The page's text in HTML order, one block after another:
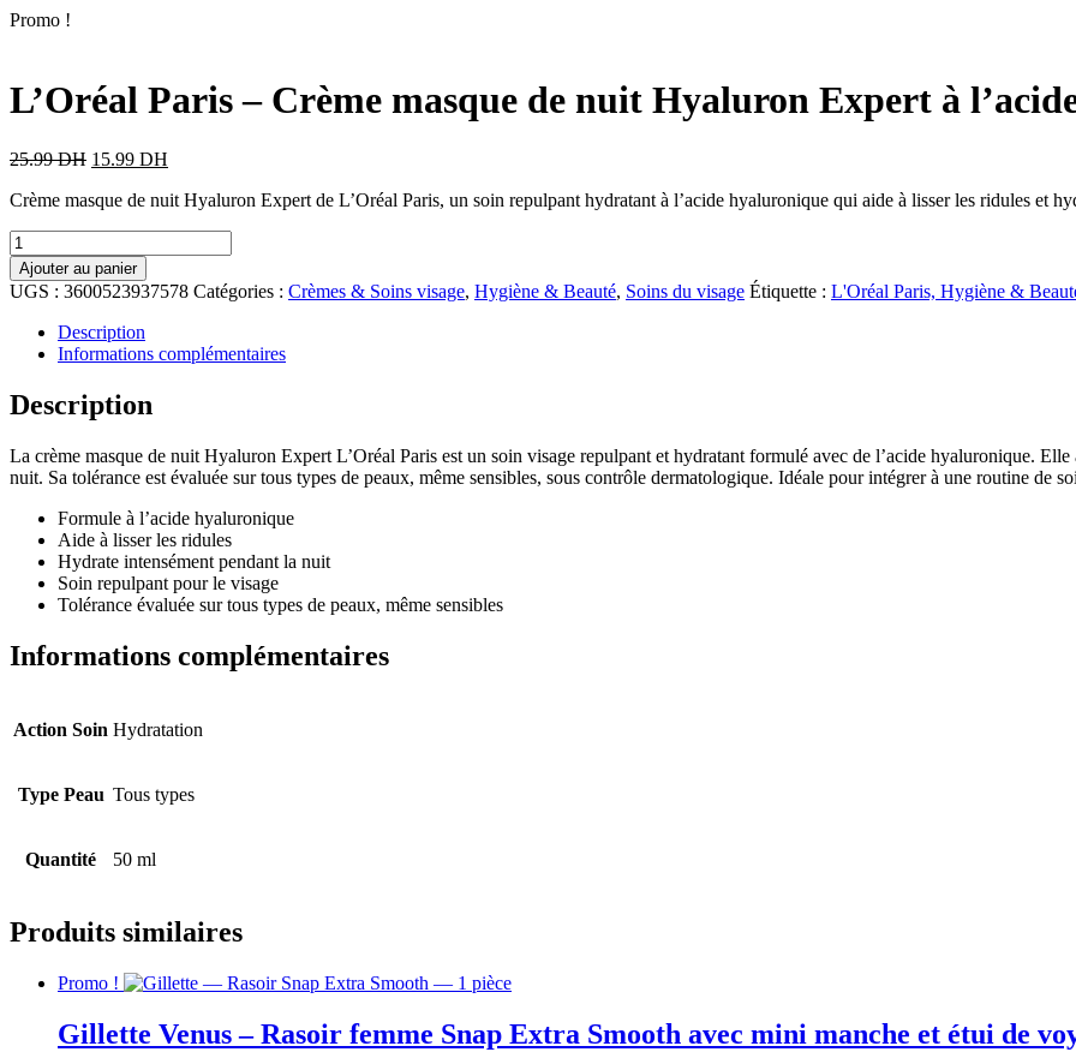
Promo !
L’Oréal Paris – Crème masque de nuit Hyaluron Expert à
25.99DH 15.99 DH
Crème masque de nuit Hyaluron Expert de L’Oréal Paris, un soin repulpant hydratant à l’acide hyaluronique qui aide à lisser les ridules et
Ajouter au panier
UGS : 3600523937578 Catégories : Crèmes & Soins visage, Hygiène & Beauté, Soins du visage Étiquette : L'Oréal Paris, Hygiène &
Description
Informations complémentaires
Description
La crème masque de nuit Hyaluron Expert L’Oréal Paris est un soin visage repulpant et hydratant formulé avec de l’acide hyaluronique.
nuit. Sa tolérance est évaluée sur tous types de peaux, même sensibles, sous contrôle dermatologique. Idéale pour intégrer à une routine de
Formule à l’acide hyaluronique
Aide à lisser les ridules
Hydrate intensément pendant la nuit
Soin repulpant pour le visage
Tolérance évaluée sur tous types de peaux, même sensibles
Informations complémentaires
Action Soin Hydratation
Type Peau Tous types
Quantité 50 ml
Produits similaires
Promo !
Gillette Venus – Rasoir femme Snap Extra Smooth avec mini manche et étui de